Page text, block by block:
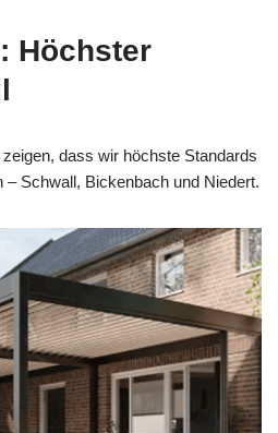
Höchster
dass wir höchste Standards
– Schwall, Bickenbach und Niedert.